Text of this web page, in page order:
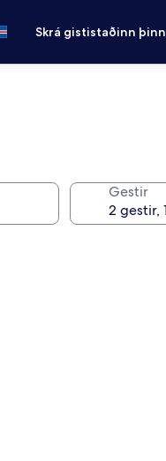
Skrá gististaðinn þinn
Gestir